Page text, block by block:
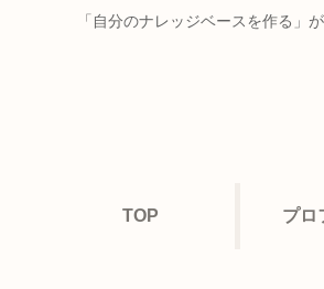
「自分のナレッジベースを作る」
TOP プロ